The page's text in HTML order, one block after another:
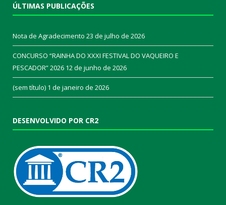
ÚLTIMAS PUBLICAÇÕES
Nota de Agradecimento 23 de julho de 2026
CONCURSO “RAINHA DO XXXI FESTIVAL DO VAQUEIRO E
PESCADOR” 2026 12 de junho de 2026
(sem título) 1 de janeiro de 2026
DESENVOLVIDO POR CR2